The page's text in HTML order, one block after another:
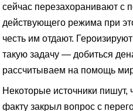
сейчас перезахоранивают с
действующего режима при
честь им отдают.
такую задачу — добиться
рассчитываем на помощь
Некоторые источники пишут,
факту закрыл вопрос с